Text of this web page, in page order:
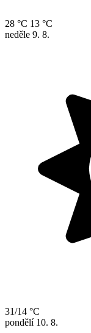
28 °C 13 °C
neděle 9. 8.
31/14 °C
pondělí 10. 8.